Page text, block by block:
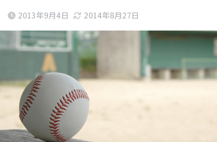
2013年9月4日 2014年8月27日